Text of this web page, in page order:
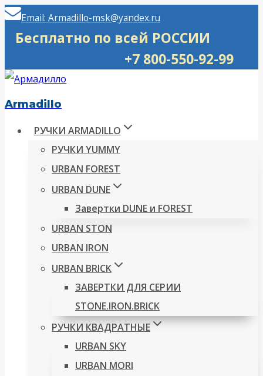
Перейти
Email: Armadillo-msk@yandex.ru
Бесплатно по всей РОССИИ
+7 800-550-92-99
Armadillo
РУЧКИ ARMADILLO
РУЧКИ YUMMY
URBAN FOREST
URBAN DUNE
Завертки DUNE и FOREST
URBAN STON
URBAN IRON
URBAN BRICK
ЗАВЕРТКИ ДЛЯ СЕРИИ
STONE.IRON.BRICK
РУЧКИ КВАДРАТНЫЕ
URBAN SKY
URBAN MORI